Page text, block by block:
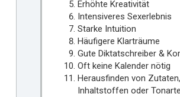
Erhöhte Kreativität
Intensiveres Sexerlebnis
Starke Intuition
Häufigere Klarträume
Gute Diktatschreiber &
Oft keine Kalender nötig
Herausfinden von Zutaten,
Inhaltstoffen oder